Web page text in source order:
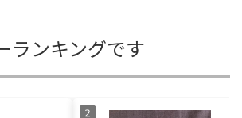
ランキングです